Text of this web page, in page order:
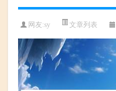
网友:sy 文章列表